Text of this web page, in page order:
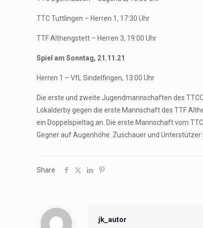
TTC Tuttlingen – Herren 1, 17:30 Uhr
TTF Althengstett – Herren 3, 19:00 Uhr
Spiel am Sonntag, 21.11.21
Herren 1 – VfL Sindelfingen, 13:00 Uhr
Die erste und zweite Jugendmannschaften des
Lokalderby gegen die erste Mannschaft des TTF
ein Doppelspieltag an. Die erste Mannschaft vom
Gegner auf Augenhöhe. Zuschauer und
Share
jk_autor